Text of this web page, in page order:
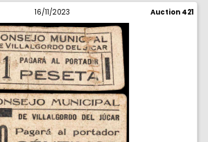
16/11/2023 Auction 421